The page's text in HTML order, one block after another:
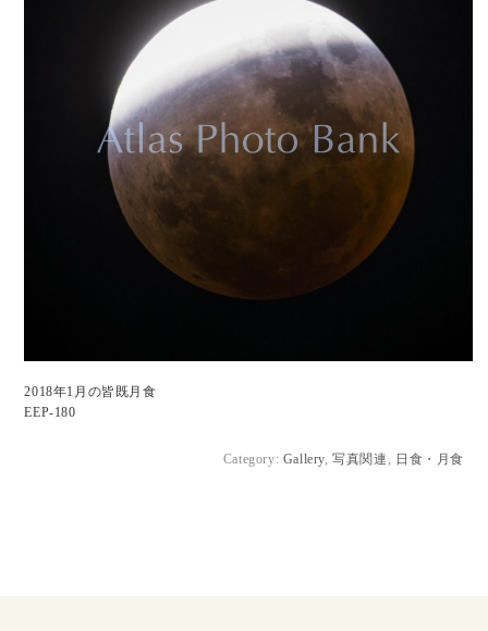
2018年1月の皆既月食
EEP-180
Category: Gallery,写真関連 , 日食・月食